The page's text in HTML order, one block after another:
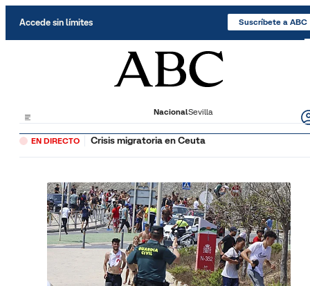
Accede sin límites Suscríbete a ABC
NacionalSevilla
EN DIRECTO Crisis migratoria en Ceuta